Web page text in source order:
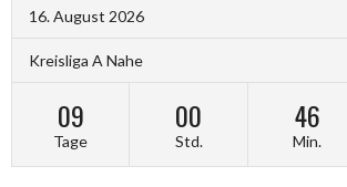
16. August 2026
Kreisliga A Nahe
09
Tage
00
Std.
46
Min.